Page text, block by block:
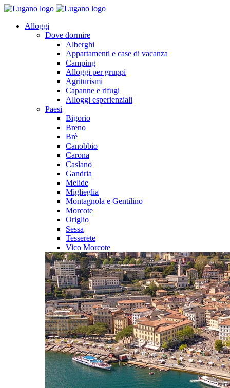
Alloggi
Dove dormire
Alberghi
Appartamenti e case di vacanza
Camping
Alloggi per gruppi
Agriturismi
Capanne e rifugi
Alloggi esperienziali
Paesi
Bigorio
Breno
Brè
Canobbio
Carona
Caslano
Gandria
Melide
Miglieglia
Montagnola e Gentilino
Morcote
Origlio
Sessa
Tesserete
Vico Morcote